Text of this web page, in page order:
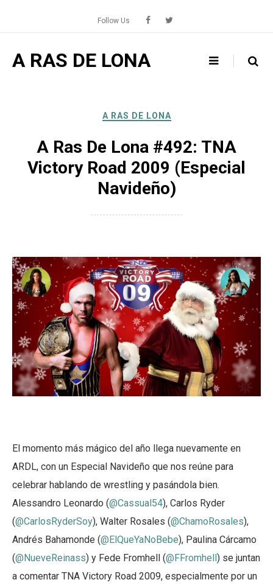
content
Follow Us
A RAS DE LONA
A RAS DE LONA
A Ras De Lona #492: TNA
Victory Road 2009 (Especial
Navideño)
El momento más mágico del año llega nuevamente en
ARDL, con un Especial Navideño que nos reúne para
celebrar hablando de wrestling y pasándola bien.
Alessandro Leonardo (@Cassual54), Carlos Ryder
(@CarlosRyderSoy), Walter Rosales (@ChamoRosales),
Andrés Bahamonde (@ElQueYaNoBebe), Paulina Cárcamo
(@NueveReinass) y Fede Fromhell (@FFromhell ) se juntan
a comentar TNA Victory Road 2009, especialmente por un